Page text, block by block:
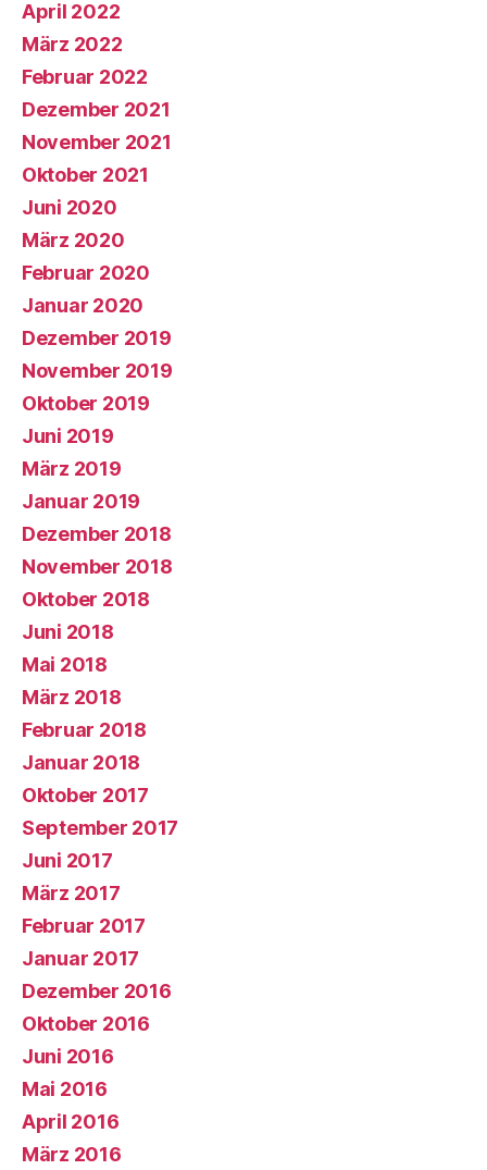
April 2022
März 2022
Februar 2022
Dezember 2021
November 2021
Oktober 2021
Juni 2020
März 2020
Februar 2020
Januar 2020
Dezember 2019
November 2019
Oktober 2019
Juni 2019
März 2019
Januar 2019
Dezember 2018
November 2018
Oktober 2018
Juni 2018
Mai 2018
März 2018
Februar 2018
Januar 2018
Oktober 2017
September 2017
Juni 2017
März 2017
Februar 2017
Januar 2017
Dezember 2016
Oktober 2016
Juni 2016
Mai 2016
April 2016
März 2016